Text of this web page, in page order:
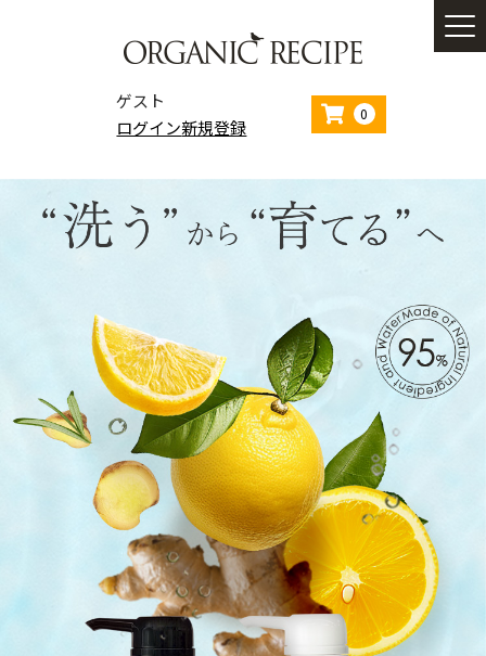
ゲスト
ログイン新規登録
0
ホーム
商品一覧
こだわりの
成分